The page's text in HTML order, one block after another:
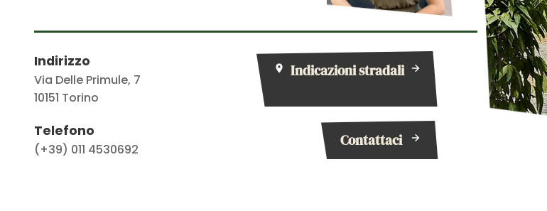
Indirizzo
Via Delle Primule, 7
10151 Torino
Indicazioni stradali
Telefono
(+39) 011 4530692
Contattaci